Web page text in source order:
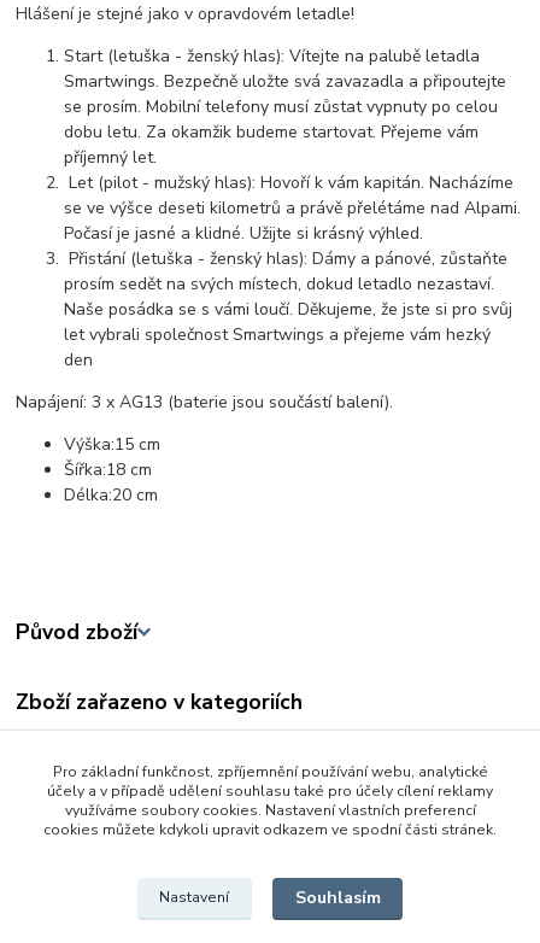
Hlášení je stejné jako v opravdovém letadle!
Start (letuška - ženský hlas): Vítejte na palubě letadla
Smartwings. Bezpečně uložte svá zavazadla a připoutejte
se prosím. Mobilní telefony musí zůstat vypnuty po celou
dobu letu. Za okamžik budeme startovat. Přejeme vám
příjemný let.
Let (pilot - mužský hlas): Hovoří k vám kapitán. Nacházíme
se ve výšce deseti kilometrů a právě přelétáme nad Alpami.
Počasí je jasné a klidné. Užijte si krásný výhled.
Přistání (letuška - ženský hlas): Dámy a pánové, zůstaňte
prosím sedět na svých místech, dokud letadlo nezastaví.
Naše posádka se s vámi loučí. Děkujeme, že jste si pro svůj
let vybrali společnost Smartwings a přejeme vám hezký
den
Napájení: 3 x AG13 (baterie jsou součástí balení).
Výška:15 cm
Šířka:18 cm
Délka:20 cm
Původ zboží
Zboží zařazeno v kategoriích
Auta - lodě - letadla
Pro kluky
Pro základní funkčnost, zpříjemnění používání webu, analytické
účely a v případě udělení souhlasu také pro účely cílení reklamy
využíváme soubory cookies. Nastavení vlastních preferencí
cookies můžete kdykoli upravit odkazem ve spodní části stránek.
Nastavení Souhlasím